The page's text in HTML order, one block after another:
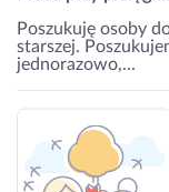
Poszukuję osoby
starszej.
jednorazowo,...